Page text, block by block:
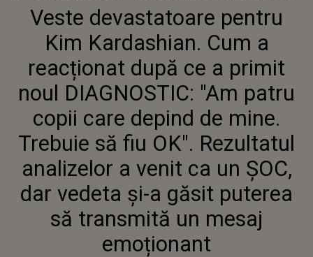
KIM KARDASHIAN. CUM A
REACȚIONAT DUPĂ CE A
PRIMIT NOUL DIAGNOSTIC: "AM
PATRU COPII CARE DEPIND DE
MINE. TREBUIE SĂ FIU OK".
REZULTATUL ANALIZELOR A
VENIT CA UN ȘOC, DAR VEDETA
ȘI-A GĂSIT PUTEREA SĂ
TRANSMITĂ UN MESAJ
EMOȚIONANT
Veste devastatoare pentru
Kim Kardashian. Cum a
reacționat după ce a primit
noul DIAGNOSTIC: "Am patru
copii care depind de mine.
Trebuie să fiu OK". Rezultatul
analizelor a venit ca un ȘOC,
dar vedeta și-a găsit puterea
să transmită un mesaj
emoționant